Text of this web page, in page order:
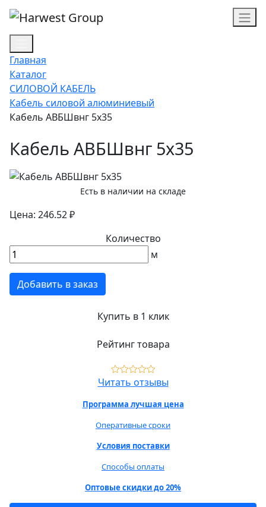
Главная
Каталог
СИЛОВОЙ КАБЕЛЬ
Кабель силовой алюминиевый
Кабель АВБШвнг 5х35
Кабель АВБШвнг 5х35
Есть в наличии на складе
Цена: 246.52 ₽
Количество
м
Добавить в заказ
Купить в 1 клик
Рейтинг товара
Читать отзывы
Программа лучшая цена
Оперативные сроки
Условия поставки
Способы оплаты
Оптовые скидки до 20%